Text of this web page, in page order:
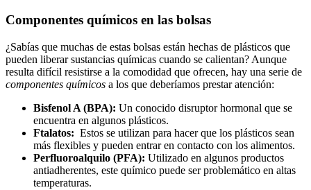
Componentes químicos ‍en las bolsas
¿Sabías que muchas⁢ de estas bolsas están hechas de plásticos que‌
pueden ⁣liberar sustancias químicas ⁤cuando se calientan? Aunque
resulta ‌difícil resistirse⁣ a la comodidad que ofrecen, hay una serie de
componentes⁢ químicos a los que ⁣deberíamos prestar ⁣atención:
Bisfenol A (BPA): Un conocido ⁤disruptor ‍hormonal que se
encuentra en algunos plásticos.
Ftalatos: ‍ Estos se utilizan para ⁢hacer‍ que los plásticos ⁤sean
más ​flexibles y pueden entrar en contacto‌ con los‍ alimentos.
Perfluoroalquilo ‍(PFA): Utilizado en algunos ⁢productos
antiadherentes, ⁤este químico puede ser problemático en altas
temperaturas.